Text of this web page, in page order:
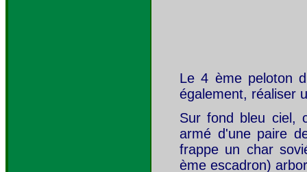
Le 4 ème peloton
également, réaliser
Sur fond bleu ciel,
armé d'une paire
frappe un char
ème escadron)